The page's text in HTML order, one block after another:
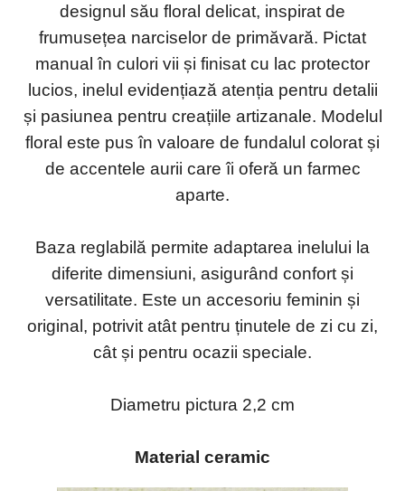
designul său floral delicat, inspirat de
frumusețea narciselor de primăvară. Pictat
manual în culori vii și finisat cu lac protector
lucios, inelul evidențiază atenția pentru detalii
și pasiunea pentru creațiile artizanale. Modelul
floral este pus în valoare de fundalul colorat și
de accentele aurii care îi oferă un farmec
aparte.
Baza reglabilă permite adaptarea inelului la
diferite dimensiuni, asigurând confort și
versatilitate. Este un accesoriu feminin și
original, potrivit atât pentru ținutele de zi cu zi,
cât și pentru ocazii speciale.
Diametru pictura 2,2 cm
Material ceramic